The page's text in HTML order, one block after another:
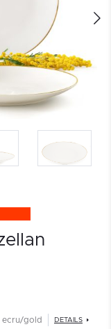
ecru/gold DETAILS